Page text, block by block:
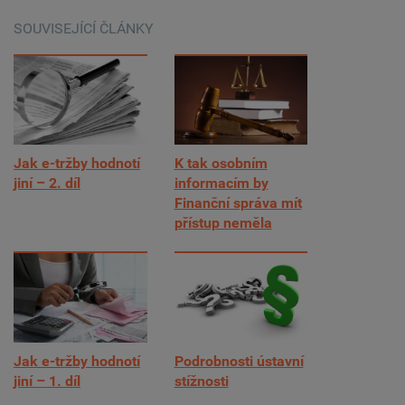
SOUVISEJÍCÍ ČLÁNKY
Jak e-tržby hodnotí
jiní – 2. díl
K tak osobním
informacím by
Finanční správa mít
přístup neměla
Jak e-tržby hodnotí
jiní – 1. díl
Podrobnosti ústavní
stížnosti